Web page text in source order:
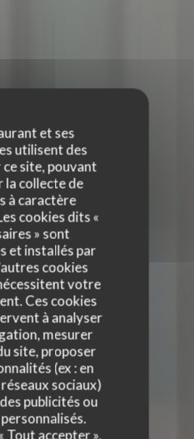
et ses
utilisent des
site, pouvant
la collecte de
à caractère
cookies dits «
» sont
et installés par
cookies
votre
Ces cookies
à analyser
mesurer
site, proposer
(ex : en
sociaux)
publicités ou
Tout accepter »,